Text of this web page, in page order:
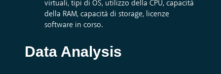
virtuali, tipi di OS, utilizzo della CPU, capacità
della RAM, capacità di storage, licenze
software in corso.
Data Analysis